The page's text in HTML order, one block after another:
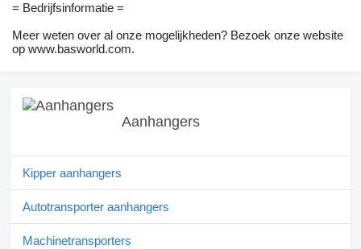
= Bedrijfsinformatie =
Meer weten over al onze mogelijkheden? Bezoek onze website
op www.basworld.com.
Aanhangers
Kipper aanhangers
Autotransporter aanhangers
Machinetransporters